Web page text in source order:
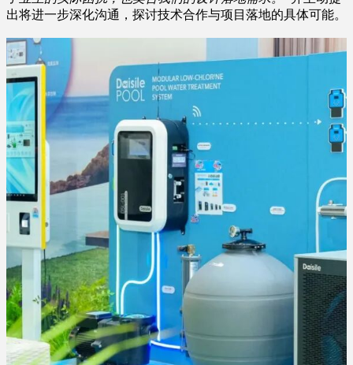
出将进一步深化沟通，探讨技术合作与项目落地的具体可能。